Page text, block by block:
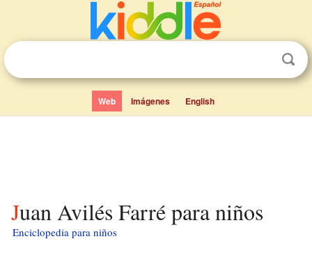
Web Imágenes English
Juan Avilés Farré para niños
Enciclopedia para niños